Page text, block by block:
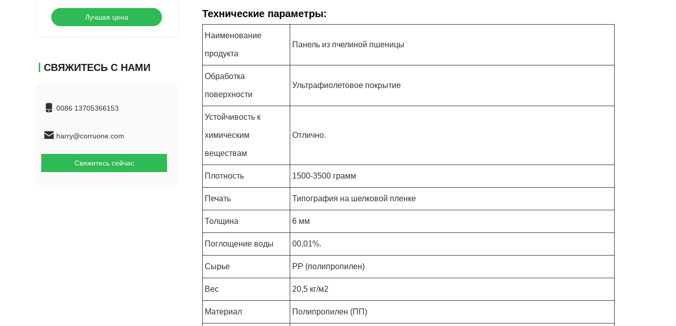
Лучшая цена
СВЯЖИТЕСЬ С НАМИ
0086 13705366153
harry@corruone.com
Свяжитесь сейчас
Технические параметры:
Наименование
продукта
Панель из пчелиной пшеницы
Обработка
поверхности
Ультрафиолетовое покрытие
Устойчивость к
химическим
веществам
Отлично.
Плотность 1500-3500 грамм
Печать Типография на шелковой пленке
Толщина 6 мм
Поглощение воды 00,01%.
Сырье PP (полипропилен)
Вес 20,5 кг/м2
Материал Полипропилен (ПП)